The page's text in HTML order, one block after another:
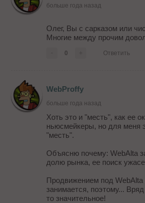
больше года назад
Олег, Вы с сарказом или
Многие между прочим
0 Ответить
WebProffy
больше года назад
Хоть это и "месть", как ее
ньюсмейкеры, но для меня
"месть".
Объясню почему: WebAlta
долю рынка, ее поиск
Продвижением под WebAlta
занимается, поэтому...
то значительное!